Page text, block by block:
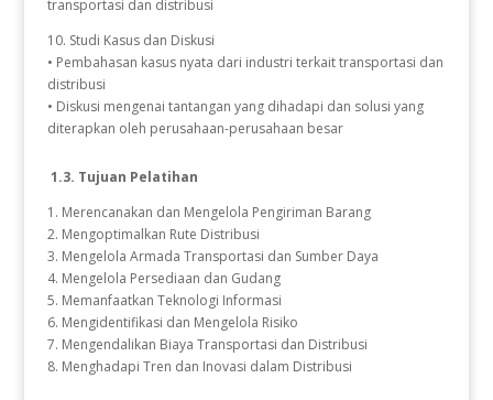
transportasi dan distribusi
10. Studi Kasus dan Diskusi
• Pembahasan kasus nyata dari industri terkait transportasi dan
distribusi
• Diskusi mengenai tantangan yang dihadapi dan solusi yang
diterapkan oleh perusahaan-perusahaan besar
1.3. Tujuan Pelatihan
1. Merencanakan dan Mengelola Pengiriman Barang
2. Mengoptimalkan Rute Distribusi
3. Mengelola Armada Transportasi dan Sumber Daya
4. Mengelola Persediaan dan Gudang
5. Memanfaatkan Teknologi Informasi
6. Mengidentifikasi dan Mengelola Risiko
7. Mengendalikan Biaya Transportasi dan Distribusi
8. Menghadapi Tren dan Inovasi dalam Distribusi